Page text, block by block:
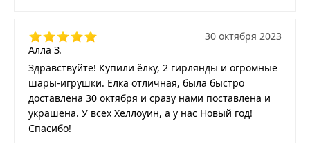
Алла З.
30 октября 2023
Здравствуйте! Купили ёлку, 2 гирлянды и огромные
шары-игрушки. Ёлка отличная, была быстро
доставлена 30 октября и сразу нами поставлена и
украшена. У всех Хеллоуин, а у нас Новый год!
Спасибо!